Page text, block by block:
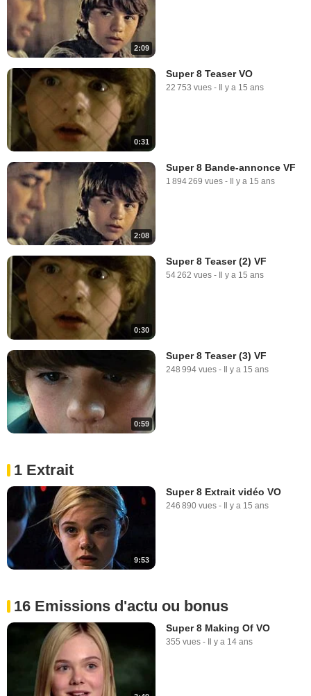
2:09
0:31
Super 8 Teaser VO
22 753 vues - Il y a 15 ans
2:08
Super 8 Bande-annonce VF
1 894 269 vues - Il y a 15 ans
0:30
Super 8 Teaser (2) VF
54 262 vues - Il y a 15 ans
0:59
Super 8 Teaser (3) VF
248 994 vues - Il y a 15 ans
1 Extrait
9:53
Super 8 Extrait vidéo VO
246 890 vues - Il y a 15 ans
16 Emissions d'actu ou bonus
Super 8 Making Of VO
355 vues - Il y a 14 ans